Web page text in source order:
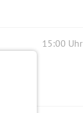
15:00 Uhr